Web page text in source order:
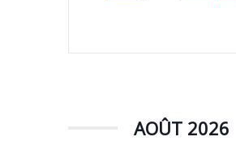
AOÛT 2026